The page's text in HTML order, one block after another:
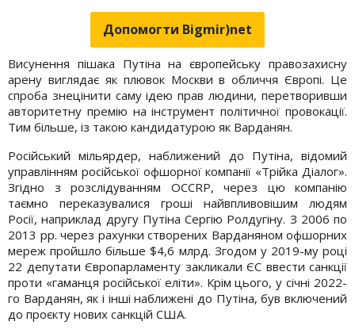
Допомогти Bigmir)net
Висунення пішака Путіна на європейську правозахисну
арену виглядає як плювок Москви в обличчя Європі. Це
спроба знецінити саму ідею прав людини, перетворивши
авторитетну премію на інструмент політичної провокації.
Тим більше, із такою кандидатурою як Варданян.
Російський мільярдер, наближений до Путіна, відомий
управлінням російської офшорної компанії «Трійка Діалог».
Згідно з розслідуванням OCCRP, через цю компанію
таємно переказувалися гроші найвпливовішим людям
Росії, наприклад другу Путіна Сергію Ролдугіну. З 2006 по
2013 рр. через рахунки створених Варданяном офшорних
мереж пройшло більше $4,6 млрд. Згодом у 2019-му році
22 депутати Європарламенту закликали ЄС ввести санкції
проти «гаманця російської еліти». Крім цього, у січні 2022-
го Варданян, як і інші наближені до Путіна, був включений
до проєкту нових санкцій США.